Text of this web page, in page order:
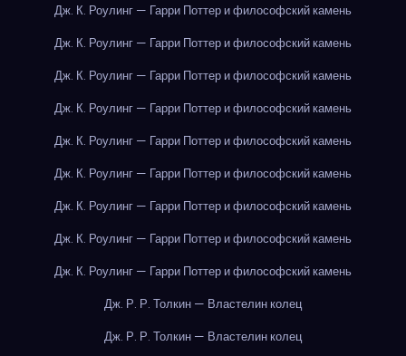
Дж. К. Роулинг — Гарри Поттер и философский камень
Дж. К. Роулинг — Гарри Поттер и философский камень
Дж. К. Роулинг — Гарри Поттер и философский камень
Дж. К. Роулинг — Гарри Поттер и философский камень
Дж. К. Роулинг — Гарри Поттер и философский камень
Дж. К. Роулинг — Гарри Поттер и философский камень
Дж. К. Роулинг — Гарри Поттер и философский камень
Дж. К. Роулинг — Гарри Поттер и философский камень
Дж. К. Роулинг — Гарри Поттер и философский камень
Дж. Р. Р. Толкин — Властелин колец
Дж. Р. Р. Толкин — Властелин колец